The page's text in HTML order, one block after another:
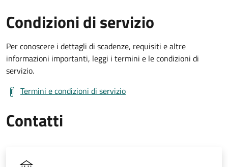
Condizioni di servizio
Per conoscere i dettagli di scadenze, requisiti e altre
informazioni importanti, leggi i termini e le condizioni di
servizio.
Termini e condizioni di servizio
Contatti